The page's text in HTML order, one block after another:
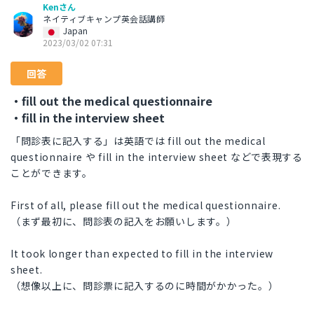
Kenさん
ネイティブキャンプ英会話講師
Japan
2023/03/02 07:31
回答
・fill out the medical questionnaire
・fill in the interview sheet
「問診表に記入する」は英語では fill out the medical
questionnaire や fill in the interview sheet などで表現する
ことができます。
First of all, please fill out the medical questionnaire.
（まず最初に、問診表の記入をお願いします。）
It took longer than expected to fill in the interview
sheet.
（想像以上に、問診票に記入するのに時間がかかった。）